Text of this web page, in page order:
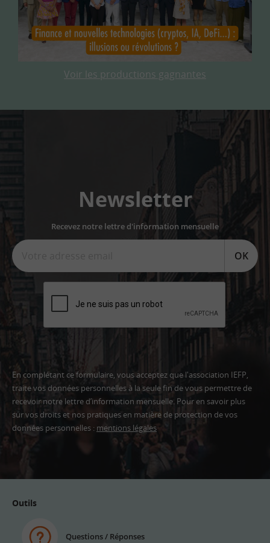
Voir les productions gagnantes
Newsletter
Recevez notre lettre d'information mensuelle
OK
En complétant ce formulaire, vous acceptez que l'association IEFP,
traite vos données personnelles à la seule fin de vous permettre de
recevoir notre lettre d’information mensuelle. Pour en savoir plus
sur vos droits et nos pratiques en matière de protection de vos
données personnelles : mentions légales
Outils
Questions / Réponses